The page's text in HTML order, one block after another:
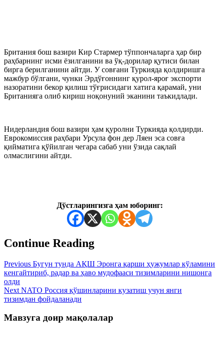
Британия бош вазири Кир Стармер тўппончаларга ҳар бир
раҳбарнинг исми ёзилганини ва ўқ-дорилар қутиси билан
бирга берилганини айтди. У совғани Туркияда қолдиришга
мажбур бўлгани, чунки Эрдўғоннинг қурол-яроғ экспорти
назоратини бекор қилиш тўғрисидаги хатига қарамай, уни
Британияга олиб кириш ноқонуний эканини таъкидлади.
Нидерландия бош вазири ҳам қуролни Туркияда қолдирди.
Еврокомиссия раҳбари Урсула фон дер Ляен эса совға
қийматига қўйилган чегара сабаб уни ўзида сақлай
олмаслигини айтди.
Дўстларингизга ҳам юборинг:
Continue Reading
Previous Бугун тунда АҚШ Эронга қарши ҳужумлар кўламини
кенгайтириб, радар ва ҳаво мудофааси тизимларини нишонга
олди
Next NATO Россия қўшинларини кузатиш учун янги
тизимдан фойдаланади
Мавзуга доир мақолалар